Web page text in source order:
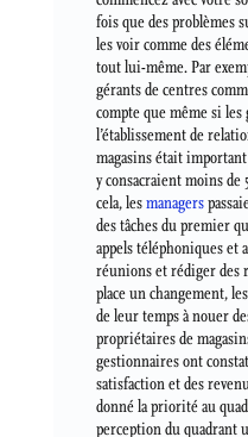
fois que des problèmes
les voir comme des
tout lui-même. Par
gérants de centres
compte que même si les
l’établissement de
magasins était
y consacraient moins
cela, lesmanagers
des tâches du premier
appels téléphoniques et
réunions et rédiger des
place un changement,
de leur temps à nouer
propriétaires de
gestionnaires ont
satisfaction et des
donné la priorité au
perception du quadrant